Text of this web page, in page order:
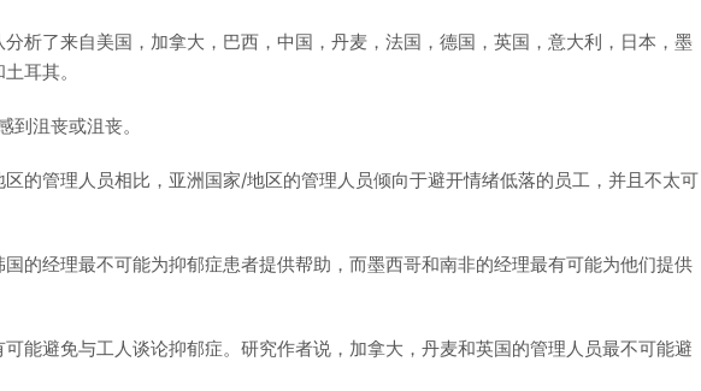
析了来自美国，加拿大，巴西，中国，丹麦，法国，德国，英国，意大利，日本，墨
耳其。
沮丧或沮丧。
的管理人员相比，亚洲国家/地区的管理人员倾向于避开情绪低落的员工，并且不太可
的经理最不可能为抑郁症患者提供帮助，而墨西哥和南非的经理最有可能为他们提供
能避免与工人谈论抑郁症。研究作者说，加拿大，丹麦和英国的管理人员最不可能避